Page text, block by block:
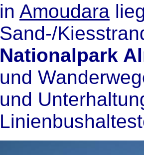
in Amoudara
Sand-/
Nationalpark
und
und